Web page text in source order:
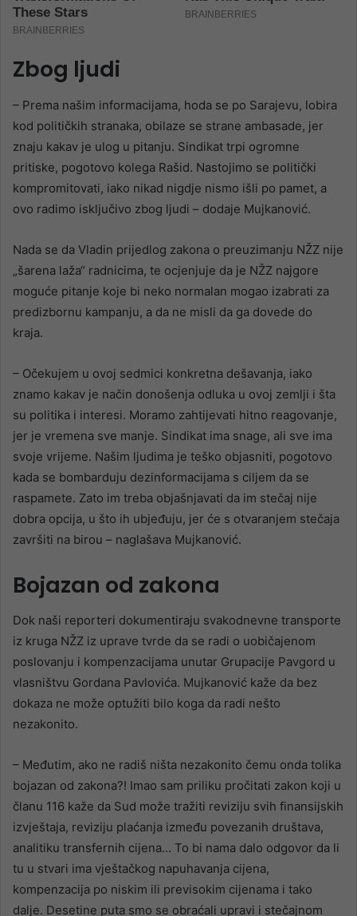
Zbog ljudi
– Prema našim informacijama, hoda se po Sarajevu, lobira
kod političkih stranaka, obilaze se strane ambasade, jer
znaju kakav je ulog u pitanju. Sindikat trpi ogromne
pritiske, pogotovo kolega Rašid. Nastojimo se politički
kompromitovati, iako nikad nigdje nismo išli po pamet, a
ovo radimo isključivo zbog ljudi – dodaje Mujkanović.
Nada se da Vladin prijedlog zakona o preuzimanju NŽZ nije
„šarena laža“ radnicima, te ocjenjuje da je NŽZ najgore
moguće pitanje koje bi neko normalan mogao izabrati za
predizbornu kampanju, a da ne misli da ga dovede do
kraja.
– Očekujem u ovoj sedmici konkretna dešavanja, iako
znamo kakav je način donošenja odluka u ovoj zemlji i šta
su politika i interesi. Moramo zahtijevati hitno reagovanje,
jer je vremena sve manje. Sindikat ima snage, ali sve ima
svoje vrijeme. Našim ljudima je teško objasniti, pogotovo
kada se bombarduju dezinformacijama s ciljem da se
raspamete. Zato im treba objašnjavati da im stečaj nije
dobra opcija, u što ih ubjeđuju, jer će s otvaranjem stečaja
završiti na birou – naglašava Mujkanović.
Bojazan od zakona
Dok naši reporteri dokumentiraju svakodnevne transporte
iz kruga NŽZ iz uprave tvrde da se radi o uobičajenom
poslovanju i kompenzacijama unutar Grupacije Pavgord u
vlasništvu Gordana Pavlovića. Mujkanović kaže da bez
dokaza ne može optužiti bilo koga da radi nešto
nezakonito.
– Međutim, ako ne radiš ništa nezakonito čemu onda tolika
bojazan od zakona?! Imao sam priliku pročitati zakon koji u
članu 116 kaže da Sud može tražiti reviziju svih finansijskih
izvještaja, reviziju plaćanja između povezanih društava,
analitiku transfernih cijena… To bi nama dalo odgovor da li
tu u stvari ima vještačkog napuhavanja cijena,
kompenzacija po niskim ili previsokim cijenama i tako
dalje. Desetine puta smo se obraćali upravi i stečajnom